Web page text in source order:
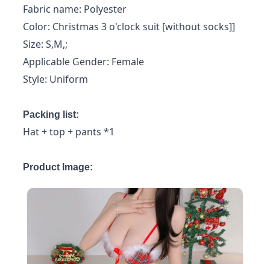
Fabric name: Polyester
Color: Christmas 3 o'clock suit [without socks]]
Size: S,M,;
Applicable Gender: Female
Style: Uniform
Packing list:
Hat + top + pants *1
Product Image: